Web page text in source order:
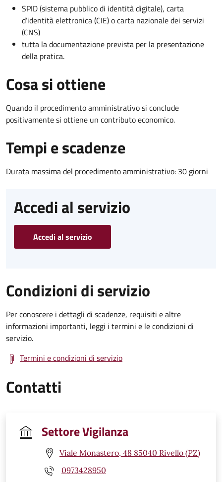
SPID (sistema pubblico di identità digitale), carta
d’identità elettronica (CIE) o carta nazionale dei servizi
(CNS)
tutta la documentazione prevista per la presentazione
della pratica.
Cosa si ottiene
Quando il procedimento amministrativo si conclude
positivamente si ottiene un contributo economico.
Tempi e scadenze
Durata massima del procedimento amministrativo: 30 giorni
Accedi al servizio
Accedi al servizio
Condizioni di servizio
Per conoscere i dettagli di scadenze, requisiti e altre
informazioni importanti, leggi i termini e le condizioni di
servizio.
Termini e condizioni di servizio
Contatti
Settore Vigilanza
Viale Monastero, 48 85040 Rivello (PZ)
0973428950